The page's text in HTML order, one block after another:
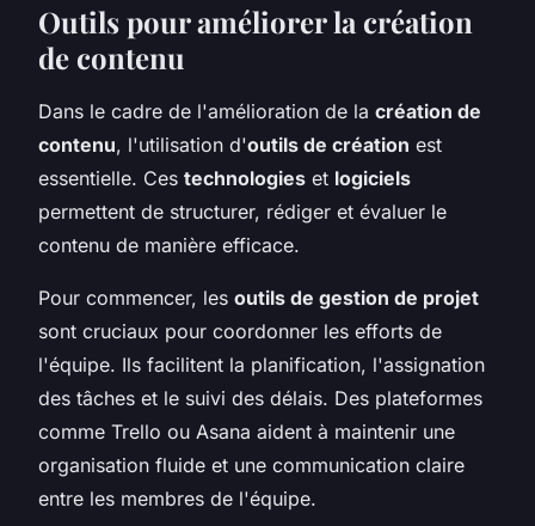
Outils pour améliorer la création
de contenu
Dans le cadre de l'amélioration de la création de
contenu, l'utilisation d'outils de création est
essentielle. Ces technologies et logiciels
permettent de structurer, rédiger et évaluer le
contenu de manière efficace.
Pour commencer, les outils de gestion de projet
sont cruciaux pour coordonner les efforts de
l'équipe. Ils facilitent la planification, l'assignation
des tâches et le suivi des délais. Des plateformes
comme Trello ou Asana aident à maintenir une
organisation fluide et une communication claire
entre les membres de l'équipe.